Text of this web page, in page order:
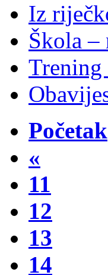
Iz
Škola –
Trening
Početak
«
11
12
13
14